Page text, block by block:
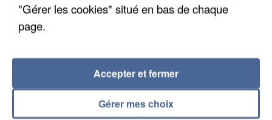
UNE TOURISTE DE L’OISE EMPORTÉE PAR UNE
COULÉE DE BOUE EN HAUTE-SAVOIE
"Gérer les cookies" situé en bas de chaque
page.
Gérer mes choix
Accepter et fermer